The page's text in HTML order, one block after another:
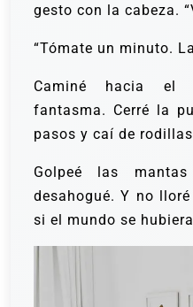
gesto con la cabeza.
“Tómate un minuto.
Caminé hacia el
fantasma. Cerré la
pasos y caí de
Golpeé las
desahogué. Y no
si el mundo se